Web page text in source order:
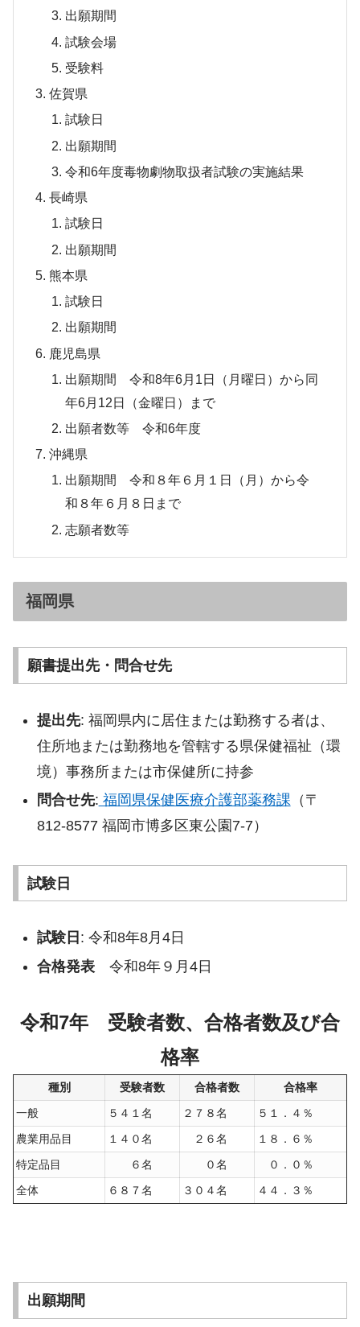
出願期間
試験会場
受験料
佐賀県
試験日
出願期間
令和6年度毒物劇物取扱者試験の実施結果
長崎県
試験日
出願期間
熊本県
試験日
出願期間
鹿児島県
出願期間 令和8年6月1日（月曜日）から同
年6月12日（金曜日）まで
出願者数等 令和6年度
沖縄県
出願期間 令和８年６月１日（月）から令
和８年６月８日まで
志願者数等
福岡県
願書提出先・問合せ先
提出先: 福岡県内に居住または勤務する者は、
住所地または勤務地を管轄する県保健福祉（環
境）事務所または市保健所に持参
問合せ先: 福岡県保健医療介護部薬務課 （〒
812-8577 福岡市博多区東公園7-7）
試験日
試験日 : 令和8年8月4日
合格発表令和8年９月4日
令和7年 受験者数、合格者数及び合
格率
種別 受験者数 合格者数
合格率
一般
５４１名 ２７８名
５１．４％
農業用品目
１４０名 ２６名
１８．６％
特定品目
６名 ０名
０．０％
全体
６８７名 ３０４名 ４４．３％
出願期間